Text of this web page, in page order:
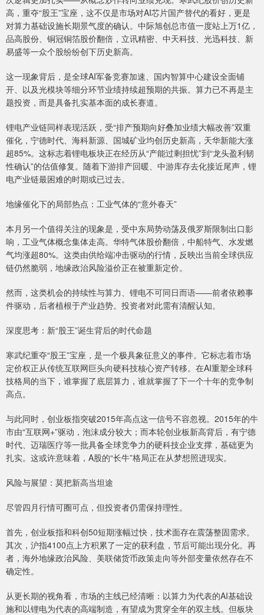
高，重夺“股王”宝座，这不仅是市场对AI芯片国产替代的看好，更是
对算力基础设施长期景气度的确认。中际旭创总市值一度站上万1亿，
品高股份、铜冠铜箔股价翻倍，立讯精密、中天科技、光迅科技、新
易盛等一众个股纷纷创下历史新高。
这一现象背后，是全球AI军备竞赛加速、国内智算中心建设全面铺
开、以及光模块等细分环节业绩持续超预期的共振。算力已不再是主
题投资，而是具备扎实基本面的成长赛道。
锂电产业链同样表现活跃，受“排产预期向好叠加业绩大幅改善”双重
催化，宁德时代、海科新源、国城矿业均创历史新高，天华新能大涨
超85%。这标志着锂电板块正在经历从“产能过剩担忧”到“龙头盈利韧
性确认”的估值修复。随着下游排产回暖、中游库存去化接近尾声，锂
电产业链最困难的时期或已过去。
地缘催化下的局部热点：工业气体的“意外春天”
本月另一个值得关注的现象是，受中东局势动荡及俄罗斯限制出口影
响，工业气体概念集体走高。华特气体股价翻倍，中船特气、水发燃
气均涨超80%。这类由供给端冲击驱动的行情，反映出当前全球供应
链仍然脆弱，地缘政治风险溢价正在被重新定价。
然而，这类机会的持续性与算力、锂电不可同日而语——前者依赖事
件驱动，后者植根于产业趋势。投资者对此需有清醒认知。
深度思考：新“股王”诞生背后的时代命题
寒武纪重夺“股王”宝座，是一个极具象征意义的事件。它标志着市场
定价权正从传统互联网巨头向硬科技核心资产转移。在AI重塑全球科
技格局的当下，谁掌握了底层算力，谁就掌握了下一个十年的竞争制
高点。
与此同时，创业板指突破2015年高点这一信号不容忽视。2015年的牛
市由“互联网+”驱动，泡沫成分较大；而本轮创业板新高背后，有宁德
时代、迈瑞医疗等一批具备全球竞争力的硬科技企业支撑，基础更为
扎实。这或许意味着，A股的“长牛”格局正在从梦想照进现实。
风险与展望：莫把新高当坦途
尽管四月行情可圈可点，但投资者仍需保持理性。
首先，创业板指和科创50短期涨幅过快，技术面存在震荡整固需求。
其次，沪指4100点上方积累了一定的获利盘，节后可能出现分化。再
者，海外地缘政治风险、美联储货币政策走向等外部变量依然存在不
确定性。
从更长期的视角看，市场的主线已经清晰：以算力为代表的AI基础设
施和以锂电为代表的高端制造，有望成为贯穿全年的双主线。但板块